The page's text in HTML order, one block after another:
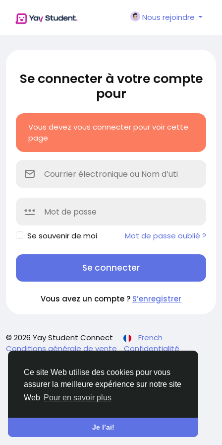
Ce site Web utilise des cookies pour vous
assurer la meilleure expérience sur notre site
Web Pour en savoir plus
Je l’ai!
Nous rejoindre
Se connecter à votre compte
pour
Vous devez vous connecter pour voir cette
page
Se souvenir de moi Mot de passe oublié ?
Se connecter
Vous avez un compte ? S’enregistrer
© 2026 Yay Student Connect
French
Conditions générale de vente Confidentialité